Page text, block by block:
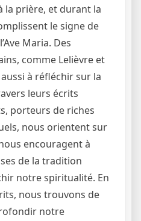
la prière, et durant la
le signe de
Maria. Des
comme Lelièvre et
à réfléchir sur la
leurs écrits
porteurs de riches
nous orientent sur
encouragent à
de la tradition
notre spiritualité. En
nous trouvons de
notre